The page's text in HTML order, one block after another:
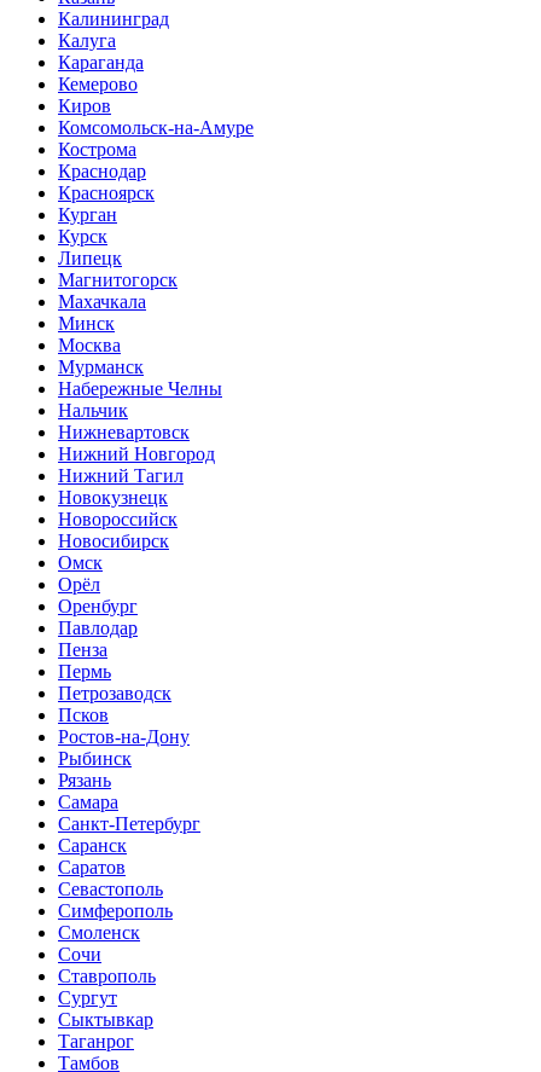
Калининград
Калуга
Караганда
Кемерово
Киров
Комсомольск-на-Амуре
Кострома
Краснодар
Красноярск
Курган
Курск
Липецк
Магнитогорск
Махачкала
Минск
Москва
Мурманск
Набережные Челны
Нальчик
Нижневартовск
Нижний Новгород
Нижний Тагил
Новокузнецк
Новороссийск
Новосибирск
Омск
Орёл
Оренбург
Павлодар
Пенза
Пермь
Петрозаводск
Псков
Ростов-на-Дону
Рыбинск
Рязань
Самара
Санкт-Петербург
Саранск
Саратов
Севастополь
Симферополь
Смоленск
Сочи
Ставрополь
Сургут
Сыктывкар
Таганрог
Тамбов